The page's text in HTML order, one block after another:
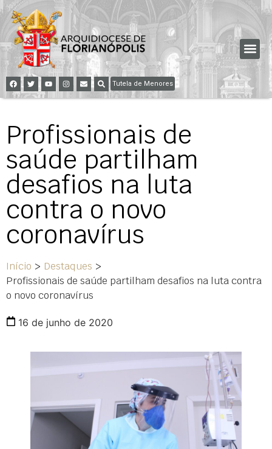
Tutela de Menores
Profissionais de
saúde partilham
desafios na luta
contra o novo
coronavírus
Início > Destaques >
Profissionais de saúde partilham desafios na luta contra
o novo coronavírus
16 de junho de 2020